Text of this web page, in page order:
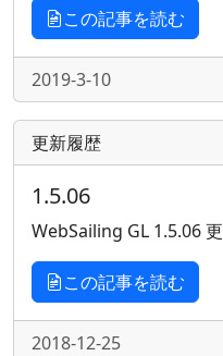
この記事を読む
2019-3-10
更新履歴
1.5.06
WebSailing GL 1.5.06
この記事を読む
2018-12-25